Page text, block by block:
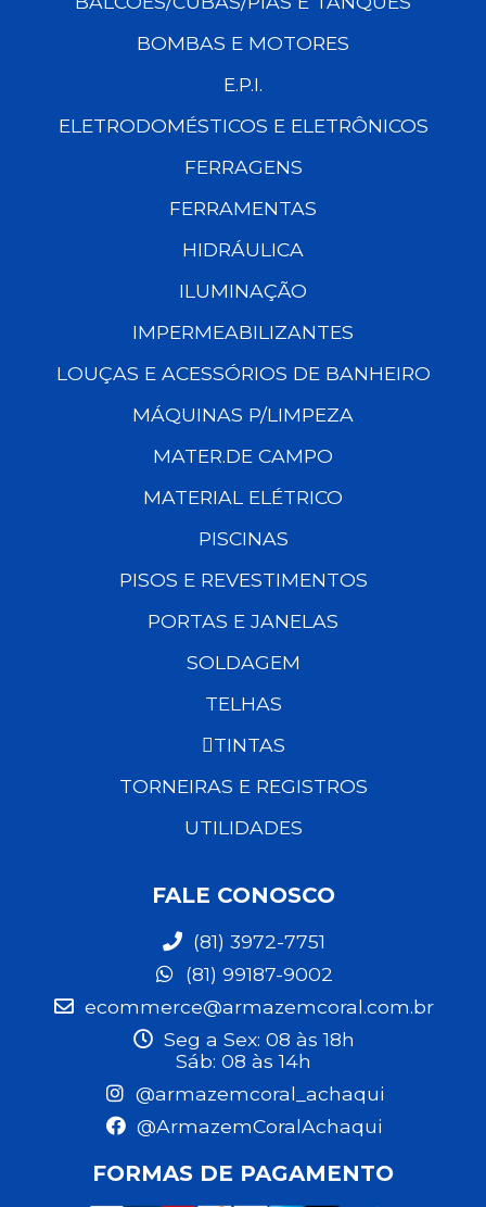
BOMBAS E MOTORES
E.P.I.
ELETRODOMÉSTICOS E ELETRÔNICOS
FERRAGENS
FERRAMENTAS
HIDRÁULICA
ILUMINAÇÃO
IMPERMEABILIZANTES
LOUÇAS E ACESSÓRIOS DE BANHEIRO
MÁQUINAS P/LIMPEZA
MATER.DE CAMPO
MATERIAL ELÉTRICO
PISCINAS
PISOS E REVESTIMENTOS
PORTAS E JANELAS
SOLDAGEM
TELHAS
TINTAS
TORNEIRAS E REGISTROS
UTILIDADES
FALE CONOSCO
(81) 3972-7751
(81) 99187-9002
ecommerce@armazemcoral.com.br
Seg a Sex: 08 às 18h
Sáb: 08 às 14h
@armazemcoral_achaqui
@ArmazemCoralAchaqui
FORMAS DE PAGAMENTO